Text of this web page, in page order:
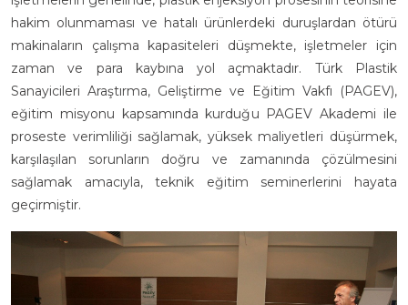
hakim olunmaması ve hatalı ürünlerdeki duruşlardan ötürü
makinaların çalışma kapasiteleri düşmekte, işletmeler için
zaman ve para kaybına yol açmaktadır. Türk Plastik
Sanayicileri Araştırma, Geliştirme ve Eğitim Vakfı (PAGEV),
eğitim misyonu kapsamında kurduğu PAGEV Akademi ile
proseste verimliliği sağlamak, yüksek maliyetleri düşürmek,
karşılaşılan sorunların doğru ve zamanında çözülmesini
sağlamak amacıyla, teknik eğitim seminerlerini hayata
geçirmiştir.